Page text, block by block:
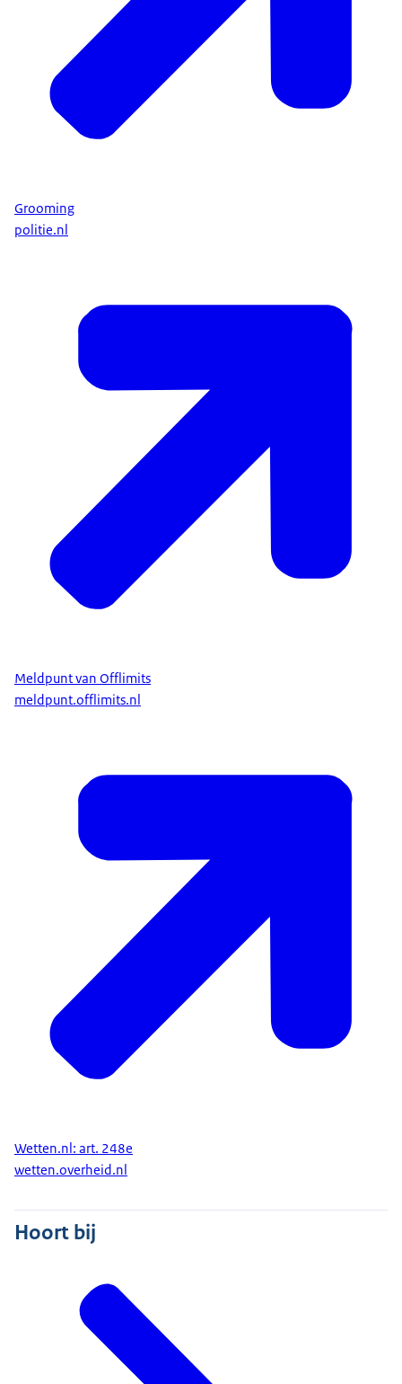
Grooming
politie.nl
Meldpunt van Offlimits
meldpunt.offlimits.nl
Wetten.nl: art. 248e
wetten.overheid.nl
Hoort bij